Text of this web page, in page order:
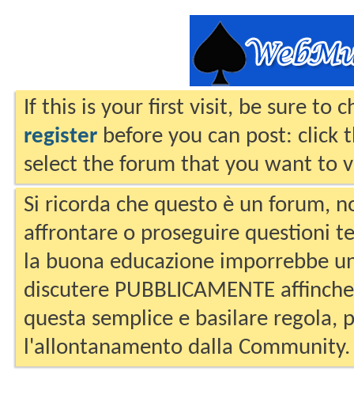
If this is your first visit, be sure to
register before you can post: click
select the forum that you want to
Si ricorda che questo è un forum,
affrontare o proseguire questioni
la buona educazione imporrebbe
discutere PUBBLICAMENTE
questa semplice e basilare regola,
l'allontanamento dalla Community.